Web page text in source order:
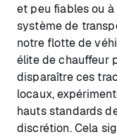
et peu fiables ou
système de
notre flotte de
élite de chauffeur
disparaître ces
locaux,
hauts standards
discrétion. Cela